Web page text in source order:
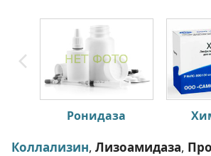
Ронидаза
Коллализин, Лизоамидаза,